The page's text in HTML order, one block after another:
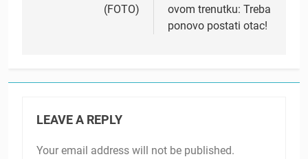
(FOTO)
ovom trenutku: Treba
ponovo postati otac!
LEAVE A REPLY
Your email address will not be published.